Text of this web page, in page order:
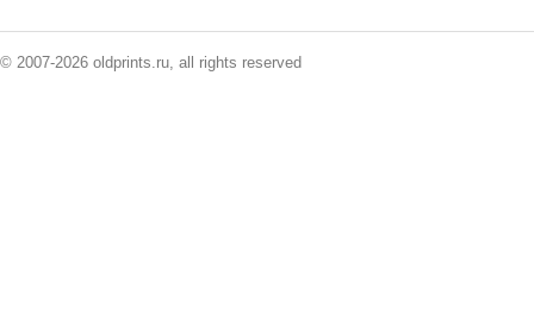
© 2007-2026 oldprints.ru, all rights reserved